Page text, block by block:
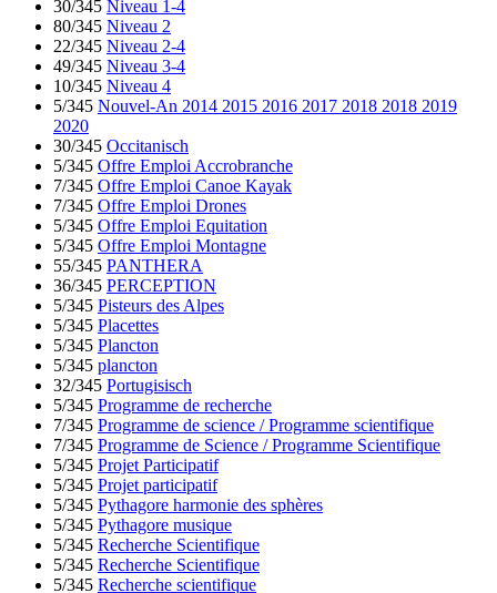
30/345 Niveau 1-4
80/345 Niveau 2
22/345 Niveau 2-4
49/345 Niveau 3-4
10/345 Niveau 4
5/345 Nouvel-An 2014 2015 2016 2017 2018 2018 2019
2020
30/345 Occitanisch
5/345 Offre Emploi Accrobranche
7/345 Offre Emploi Canoe Kayak
7/345 Offre Emploi Drones
5/345 Offre Emploi Equitation
5/345 Offre Emploi Montagne
55/345 PANTHERA
36/345 PERCEPTION
5/345 Pisteurs des Alpes
5/345 Placettes
5/345 Plancton
5/345 plancton
32/345 Portugisisch
5/345 Programme de recherche
7/345 Programme de science / Programme scientifique
7/345 Programme de Science / Programme Scientifique
5/345 Projet Participatif
5/345 Projet participatif
5/345 Pythagore harmonie des sphères
5/345 Pythagore musique
5/345 Recherche Scientifique
5/345 Recherche Scientifique
5/345 Recherche scientifique